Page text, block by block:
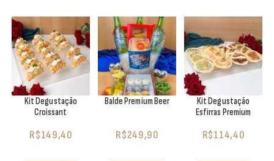
Kit Degustação
Croissant
R$149,40
Balde Premium Beer
R$249,90
Kit Degustação
Esfirras Premium
R$114,40